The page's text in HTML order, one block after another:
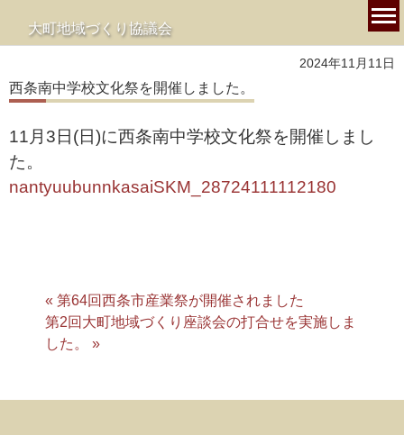
大町地域づくり協議会
2024年11月11日
西条南中学校文化祭を開催しました。
11月3日(日)に西条南中学校文化祭を開催しまし
た。
nantyuubunnkasaiSKM_28724111112180
« 第64回西条市産業祭が開催されました
第2回大町地域づくり座談会の打合せを実施しま
した。 »